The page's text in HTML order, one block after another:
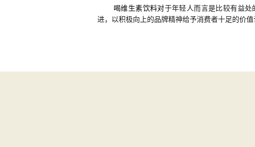
喝维生素饮料对于年轻人而言是比较有益
进， 以积极向上的品牌精神给予消费者十足的价值